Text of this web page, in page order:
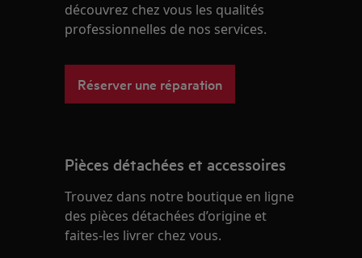
découvrez chez vous les qualités
professionnelles de nos services.
Réserver une réparation
Pièces détachées et accessoires
Trouvez dans notre boutique en ligne
des pièces détachées d’origine et
faites-les livrer chez vous.